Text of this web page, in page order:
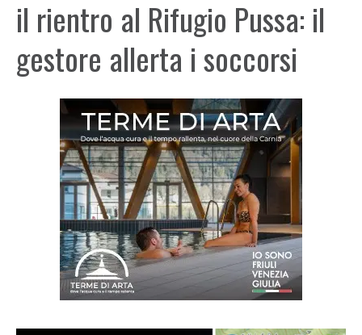
il rientro al Rifugio Pussa: il
gestore allerta i soccorsi